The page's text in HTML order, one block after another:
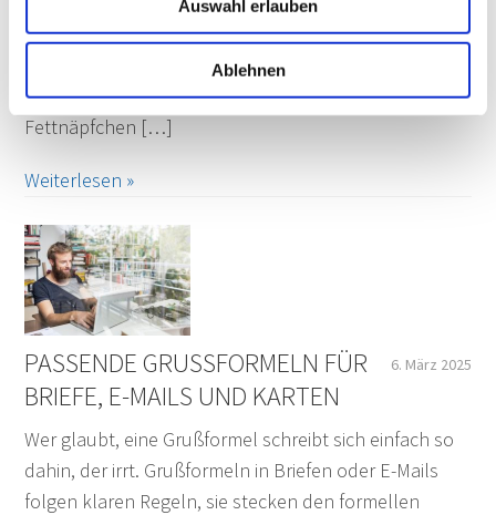
Auswahl erlauben
Ablehnen
treffen Sie garantiert den richtigen Ton – ob herzlich,
professionell oder lustig. Erfahren Sie außerdem,
worauf es bei der Gratulation ankommt und welche
Fettnäpfchen […]
Weiterlesen »
6. März 2025
PASSENDE GRUSSFORMELN FÜR B
RIEFE, E-MAILS UND KARTEN
Wer glaubt, eine Grußformel schreibt sich einfach so
dahin, der irrt. Grußformeln in Briefen oder E-Mails
folgen klaren Regeln, sie stecken den formellen